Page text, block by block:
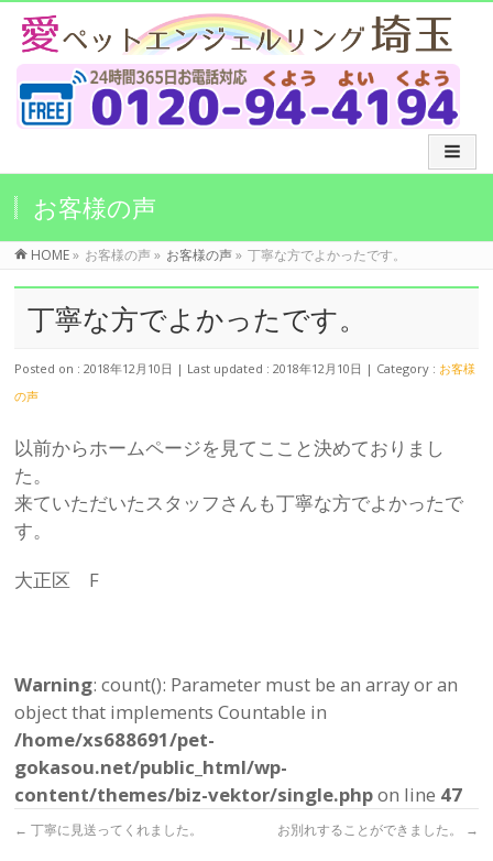
お客様の声
HOME» お客様の声 » お客様の声» 丁寧な方でよかったです。
丁寧な方でよかったです。
Posted on : 2018年12月10日 Last updated : 2018年12月10日 Category : お客様
の声
以前からホームページを見てここと決めておりまし
た。
来ていただいたスタッフさんも丁寧な方でよかったで
す。
大正区 F
Warning: count(): Parameter must be an array or an
object that implements Countable in
/home/xs688691/pet-
gokasou.net/public_html/wp-
content/themes/biz-vektor/single.phpon line 47
← 丁寧に見送ってくれました。 お別れすることができました。 →